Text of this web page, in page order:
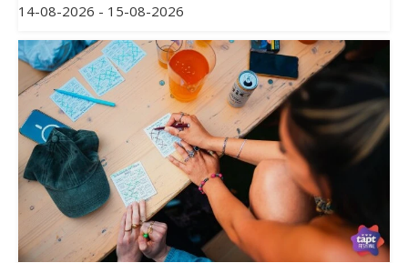
14-08-2026 - 15-08-2026